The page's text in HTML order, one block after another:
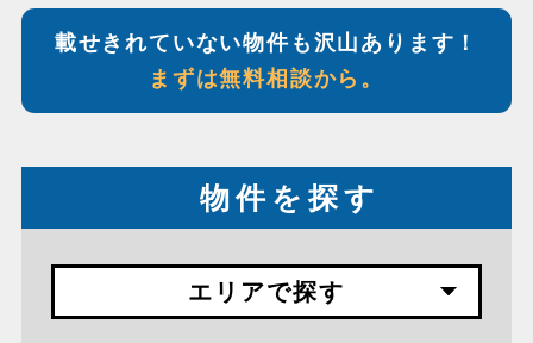
載せきれていない物件も沢山あります！
まずは無料相談から。
物件を探す
エリアで探す